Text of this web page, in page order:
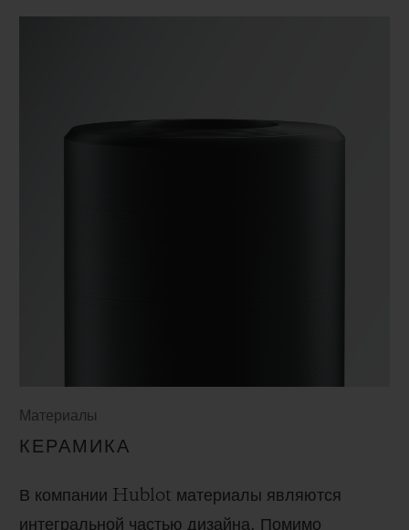
Материалы
КЕРАМИКА
В компании Hublot материалы являются
интегральной частью дизайна. Помимо